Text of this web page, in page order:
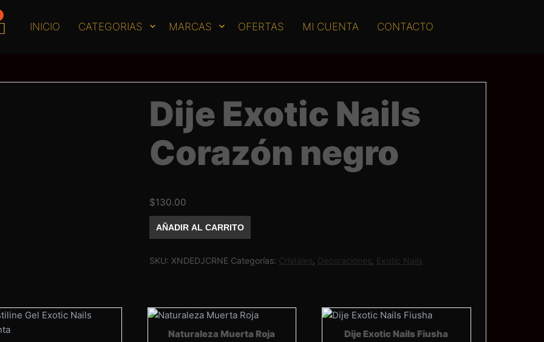
INICIO CATEGORIAS MARCAS OFERTAS MI CUENTA CONTACTO
Dije Exotic Nails
Corazón negro
$130.00
Exotic
Nails
negro
AÑADIR AL CARRITO
SKU: XNDEDJCRNE Categorías: Cristales Decoraciones Exotic Nails
Naturaleza Muerta Roja Dije Exotic Nails Fiusha